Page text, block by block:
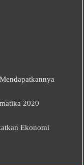
2020
Ekonomi